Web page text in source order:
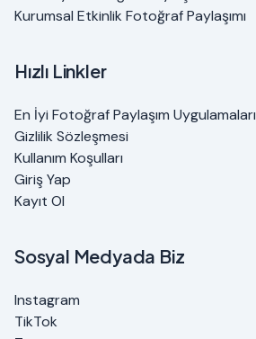
Kurumsal Etkinlik Fotoğraf Paylaşımı
Hızlı Linkler
En İyi Fotoğraf Paylaşım Uygulamaları
Gizlilik Sözleşmesi
Kullanım Koşulları
Giriş Yap
Kayıt Ol
Sosyal Medyada Biz
Instagram
TikTok